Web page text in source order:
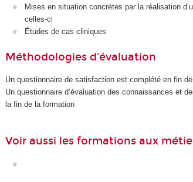
Mises en situation concrètes par la réalisation
celles-ci
Études de cas cliniques
Méthodologies d'évaluation
Un questionnaire de satisfaction est complété en fin
Un questionnaire d’évaluation des connaissances et
la fin de la formation
Voir aussi les formations aux